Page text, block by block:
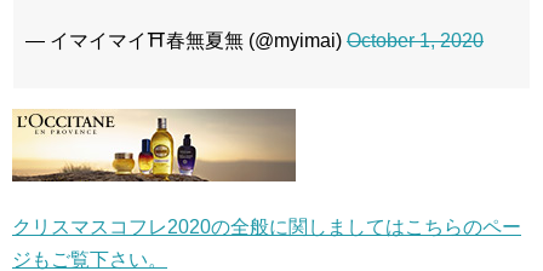
— イマイマイ⛩春無夏無 (@myimai) October 1, 2020
クリスマスコフレ2020の全般に関しましてはこちらのペー
ジもご覧下さい。